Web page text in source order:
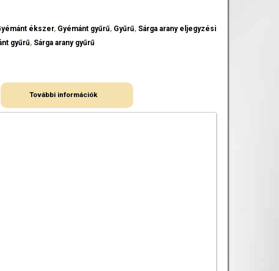
ékszer, Gyémánt gyűrű, Gyűrű, Sárga arany eljegyzési
gyűrű, Sárga arany gyűrű
További információk